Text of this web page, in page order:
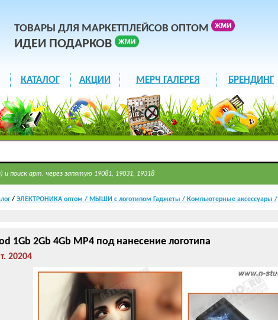
ТОВАРЫ ДЛЯ МАРКЕТПЛЕЙСОВ ОПТОМ
ИДЕИ ПОДАРКОВ
КАТАЛОГ АКЦИИ МЕРЧ ГАЛЕРЕЯ БРЕНДИНГ
поиск арт. через запятую 19081, 19031, 19318
/ ЭЛЕКТРОНИКА оптом / МЫШИ с логотипом Гаджеты / Компьютерные аксессуары /
1Gb 2Gb 4Gb MP4 под нанесение логотипа
20204